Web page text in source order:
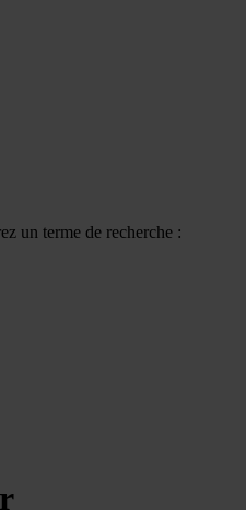
un terme de recherche :